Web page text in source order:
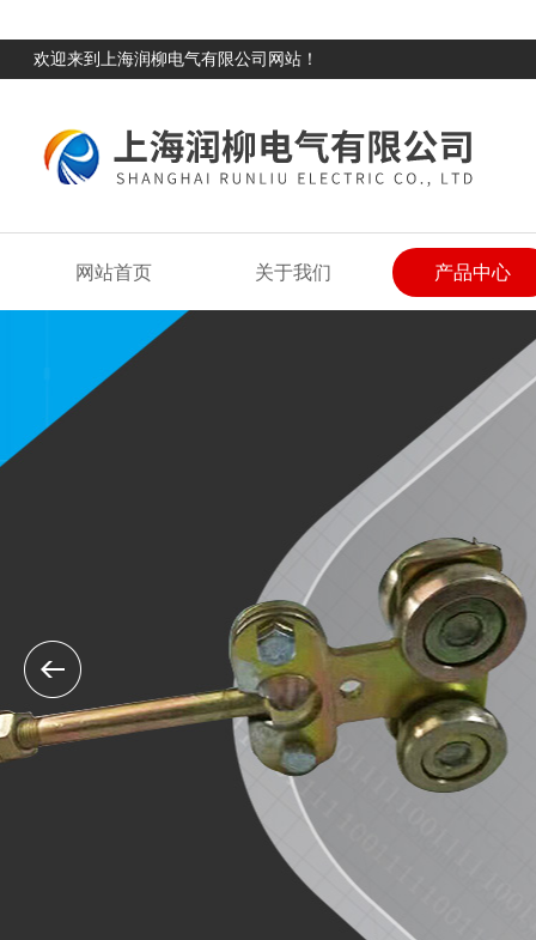
欢迎来到上海润柳电气有限公司网站！
网站首页 关于我们 产品中心